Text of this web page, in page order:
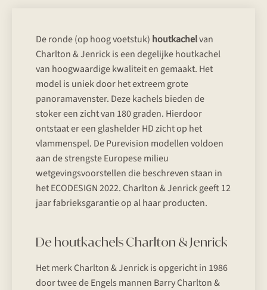
De ronde (op hoog voetstuk) houtkachelvan
Charlton & Jenrick is een degelijke houtkachel
van hoogwaardige kwaliteit en gemaakt. Het
model is uniek door het extreem grote
panoramavenster. Deze kachels bieden de
stoker een zicht van 180 graden. Hierdoor
ontstaat er een glashelder HD zicht op het
vlammenspel. De Purevision modellen voldoen
aan de strengste Europese milieu
wetgevingsvoorstellen die beschreven staan in
het ECODESIGN 2022. Charlton & Jenrick geeft 12
jaar fabrieksgarantie op al haar producten.
De houtkachels Charlton & Jenrick
Het merk Charlton & Jenrick is opgericht in 1986
door twee de Engels mannen Barry Charlton &